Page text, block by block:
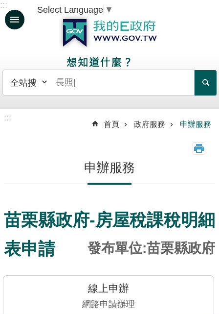
跳到主要內容區塊
常
生
資
訊
發
布
::: Select Language ▼
:::
首頁 政府服務 申辦服務
申辦服務
苗栗縣政府-房屋稅課稅明細
表申請
發布單位:苗栗縣政府
線上申辦
網路申請辦理